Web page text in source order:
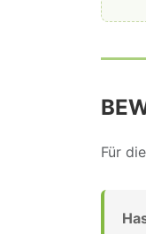
Für